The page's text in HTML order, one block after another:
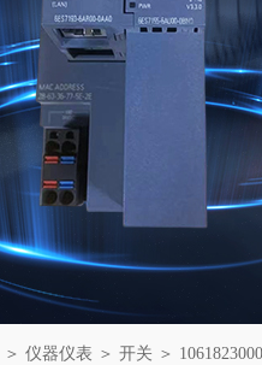
＞ 仪器仪表 ＞ 开关 ＞